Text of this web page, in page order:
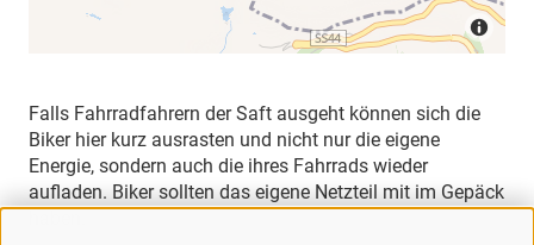
Falls Fahrradfahrern der Saft ausgeht können sich die
Biker hier kurz ausrasten und nicht nur die eigene
Energie, sondern auch die ihres Fahrrads wieder
aufladen. Biker sollten das eigene Netzteil mit im Gepäck